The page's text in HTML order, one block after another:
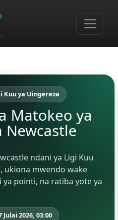
Kuu ya Uingereza
Matokeo ya
Newcastle
ndani ya Ligi Kuu
ukiona mwendo wake
pointi, na ratiba yote ya
2026, 03:00